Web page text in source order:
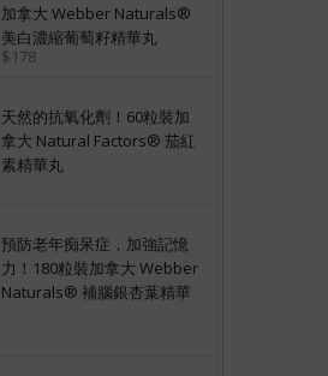
加拿大 Webber Naturals®
美白濃縮葡萄籽精華丸
$178
天然的抗氧化劑！60粒裝加
拿大 Natural Factors® 茄紅
素精華丸
預防老年痴呆症，加強記憶
力！180粒裝加拿大 Webber
Naturals® 補腦銀杏葉精華